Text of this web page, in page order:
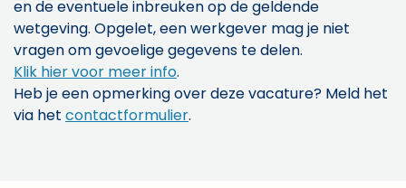
en de eventuele inbreuken op de geldende
wetgeving. Opgelet, een werkgever mag je niet
vragen om gevoelige gegevens te delen.
Klik hier voor meer info.
Heb je een opmerking over deze vacature? Meld het
via het contactformulier.